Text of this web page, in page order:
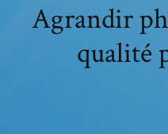
Agrandir
qualité